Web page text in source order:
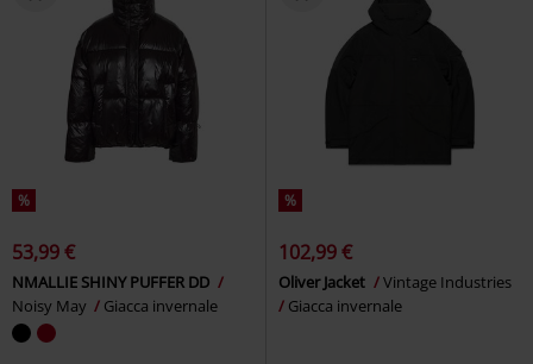
%
53,99 €
NMALLIE SHINY PUFFER DD
Noisy May
Giacca invernale
%
102,99 €
Oliver Jacket
Vintage Industries
Giacca invernale